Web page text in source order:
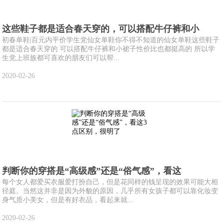
这些鞋子都是适合春天穿的，可以搭配牛仔裤和小
初春单鞋|百元内平价学生党仙女单鞋你不得不知道的仙女单鞋这些鞋子
都是适合春天穿的 可以搭配牛仔裤和小裙子性价比也都挺高的 所以学
生党上班族都可喜欢的朋友们可以帮...
2020-02-26
判断你的穿搭是“高级感”还是“俗气感”，看这
每个女人都爱买衣服爱打扮自己，但是花同样的钱呈现的效果可能大相
径庭。当然这并非是因为外貌的原因，几乎所有女孩子都可以靠化妆变
身气质小美女，但是有好衣品，看起来就...
2020-02-26